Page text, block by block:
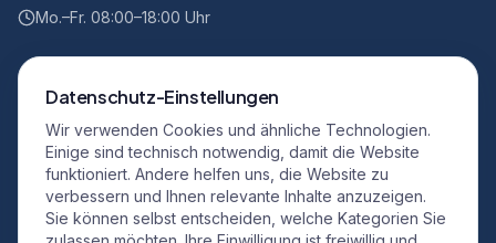
Mo.–Fr. 08:00–18:00 Uhr
Google Maps Karte
Mit dem Laden der Karte akzeptieren Sie die
Datenschutzerklärung von Google. Es werden Daten an
Google übertragen.
Datenschutz-Einstellungen
Wir verwenden Cookies und ähnliche Technologien.
Einige sind technisch notwendig, damit die Website
funktioniert. Andere helfen uns, die Website zu
verbessern und Ihnen relevante Inhalte anzuzeigen.
Sie können selbst entscheiden, welche Kategorien Sie